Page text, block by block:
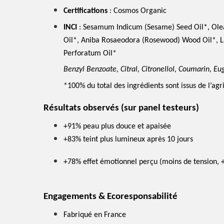
Certifications : Cosmos Organic
INCI : Sesamum Indicum (Sesame) Seed Oil*,
Oil*, Aniba Rosaeodora (Rosewood) Wood Oil*,
Perforatum Oil*
Benzyl Benzoate, Citral, Citronellol, Coumarin,
*100% du total des ingrédients sont issus de
Résultats observés (sur panel testeurs)
+91% peau plus douce et apaisée
+83% teint plus lumineux après 10 jours
+78% effet émotionnel perçu (moins de tension,
Engagements & Ecoresponsabilité
Fabriqué en France